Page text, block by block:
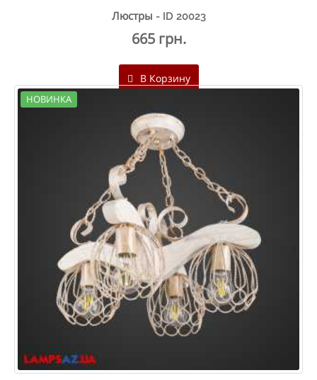
Люстры - ID 20023
665 грн.
В Корзину
НОВИНКА